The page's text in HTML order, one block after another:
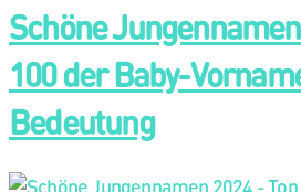
Schöne
100 der Baby-
Bedeutung